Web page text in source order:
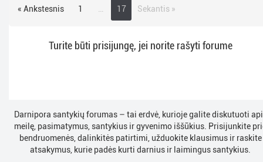
« Ankstesnis 1 17 Sekantis »
Turite būti prisijungę, jei norite rašyti forume
Darnipora santykių forumas – tai erdvė, kurioje galite diskutuoti
meilę, pasimatymus, santykius ir gyvenimo iššūkius. Prisijunkite
bendruomenės, dalinkitės patirtimi, užduokite klausimus ir raskite
atsakymus, kurie padės kurti darnius ir laimingus santykius.